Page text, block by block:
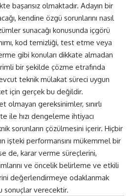
başarısız olmaktadır. Adayın bir
kendine özgü sorunlarını nasıl
sunacağı konusunda içgörü
kod temizliği, test etme veya
gibi konuları dikkate almadan
bir şekilde çözme etrafında
teknik mülakat süreci uygun
için gerçek bu değildir.
gereksinimler, sınırlı
ile hızı dengeleme ihtiyacı
sorunların çözülmesini içerir. Hiçbir
işteki performansını mükemmel bir
de, karar verme süreçlerini,
ve öncelik belirleme ve etkili
değerlendirmeye odaklanmak
sonuçlar verecektir.